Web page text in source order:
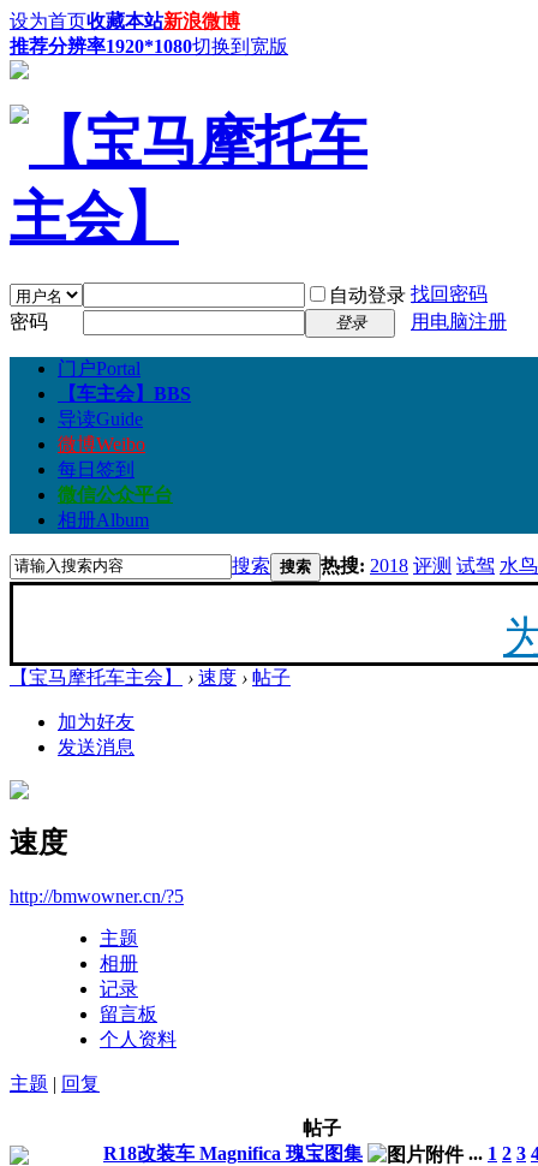
设为首页收藏本站新浪微博
推荐分辨率1920*1080切换到宽版
自动登录 找回密码
密码
登录 用电脑注册
门户Portal
【车主会】 BBS
导读Guide
微博Weibo
每日签到
微信公众平台
相册Album
搜索 搜索 热搜: 2018 评测 试驾 水鸟
【宝马摩托车主会】 › 速度 › 帖子
加为好友
发送消息
速度
http://bmwowner.cn/?5
主题
相册
记录
留言板
个人资料
主题 | 回复
帖子
R18改装车 Magnifica 瑰宝图集
... 1 2 3